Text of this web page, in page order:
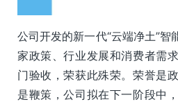
公司开发的新一代“云端净土”智
家政策、行业发展和消费者需
门验收，荣获此殊荣。荣誉是
是鞭策，公司拟在下一阶段中